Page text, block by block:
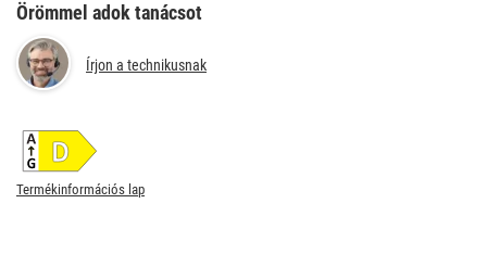
Örömmel adok tanácsot
Írjon a technikusnak
Termékinformációs lap